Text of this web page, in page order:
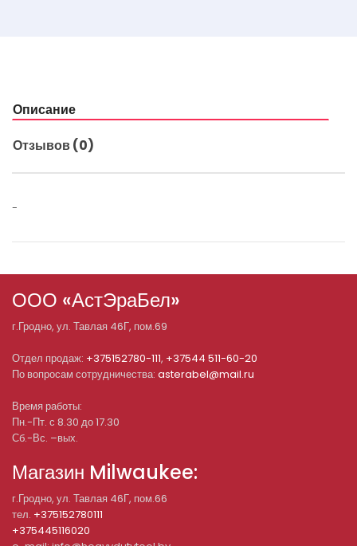
Описание
Отзывов (0)
-
ООО «АстЭраБел»
г.Гродно, ул. Тавлая 46Г, пом.69
Отдел продаж: +375152780-111, +37544 511-60-20
По вопросам сотрудничества: asterabel@mail.ru
Время работы:
Пн.-Пт. с 8.30 до 17.30
Сб.-Вс. –вых.
Магазин Milwaukee:
г.Гродно, ул. Тавлая 46Г, пом.66
тел. +375152780111
+375445116020